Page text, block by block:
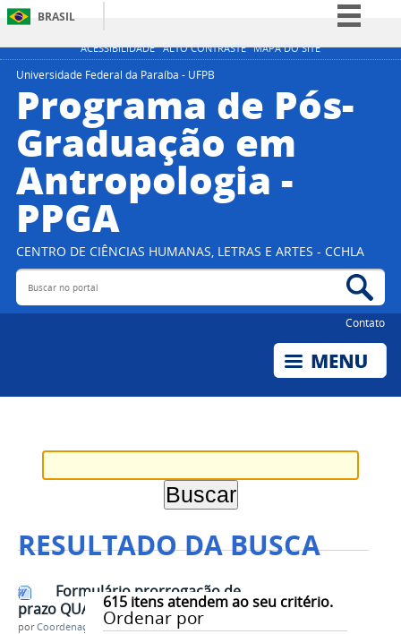
ACESSIBILIDADE ALTO CONTRASTE MAPA DO SITE
BRASIL
Simplifique!
Participe
Legislação
Canais
Universidade Federal da Paraíba - UFPB
Programa de Pós-
Graduação em
Antropologia -
PPGA
CENTRO DE CIÊNCIAS HUMANAS, LETRAS E ARTES - CCHLA
Buscar no portal
Contato
RESULTADO DA BUSCA
615itens atendem ao seu critério.
Ordenar por
Formulário prorrogação de
prazo QUALIFICAÇÃO
porCoordenação